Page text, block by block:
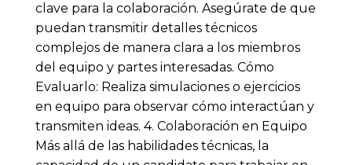
clave para la colaboración. Asegúrate de que
puedan transmitir detalles técnicos
complejos de manera clara a los miembros
del equipo y partes interesadas. Cómo
Evaluarlo: Realiza simulaciones o ejercicios
en equipo para observar cómo interactúan y
transmiten ideas. 4. Colaboración en Equipo
Más allá de las habilidades técnicas, la